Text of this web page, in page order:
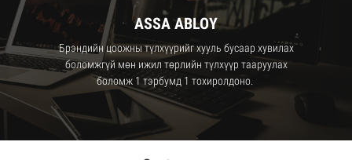
ASSA ABLOY
Брэндийн цоожны түлхүүрийг хууль бусаар хувилах
боломжгүй мөн ижил төрлийн түлхүүр тааруулах
боломж 1 тэрбумд 1 тохиролдоно.